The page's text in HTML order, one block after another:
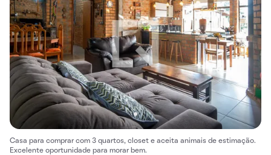
Casa para comprar com 3 quartos, closet e aceita animais de estimação.
Excelente oportunidade para morar bem.